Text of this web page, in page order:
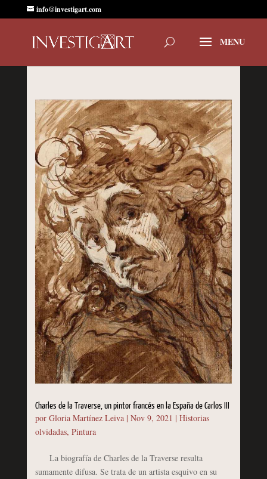
info@investigart.com
Charles de la Traverse, un pintor francés en la España de Carlos III
por Gloria Martínez Leiva| Nov 9, 2021 | Historias
olvidadas, Pintura
La biografía de Charles de la Traverse resulta
sumamente difusa. Se trata de un artista esquivo en su